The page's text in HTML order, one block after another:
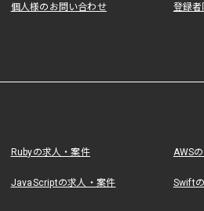
個人様のお問い合わせ 登録
Rubyの求人・案件 AWS
JavaScriptの求人・案件 Swift